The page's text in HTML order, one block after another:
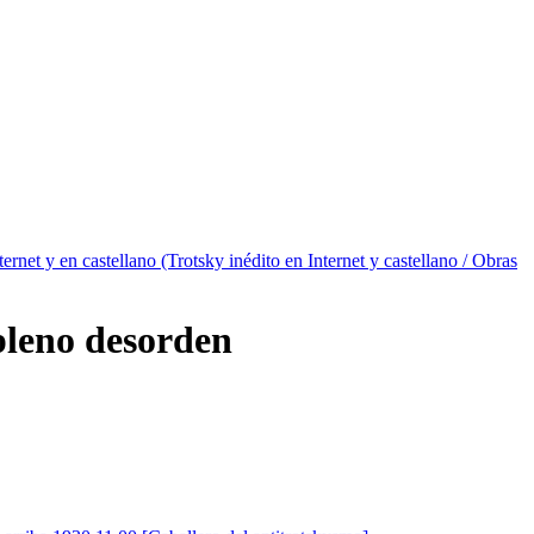
y en castellano (Trotsky inédito en Internet y castellano / Obras
desorden